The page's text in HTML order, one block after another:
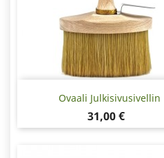
Ovaali Julkisivusivellin
Hinta
31,00 €